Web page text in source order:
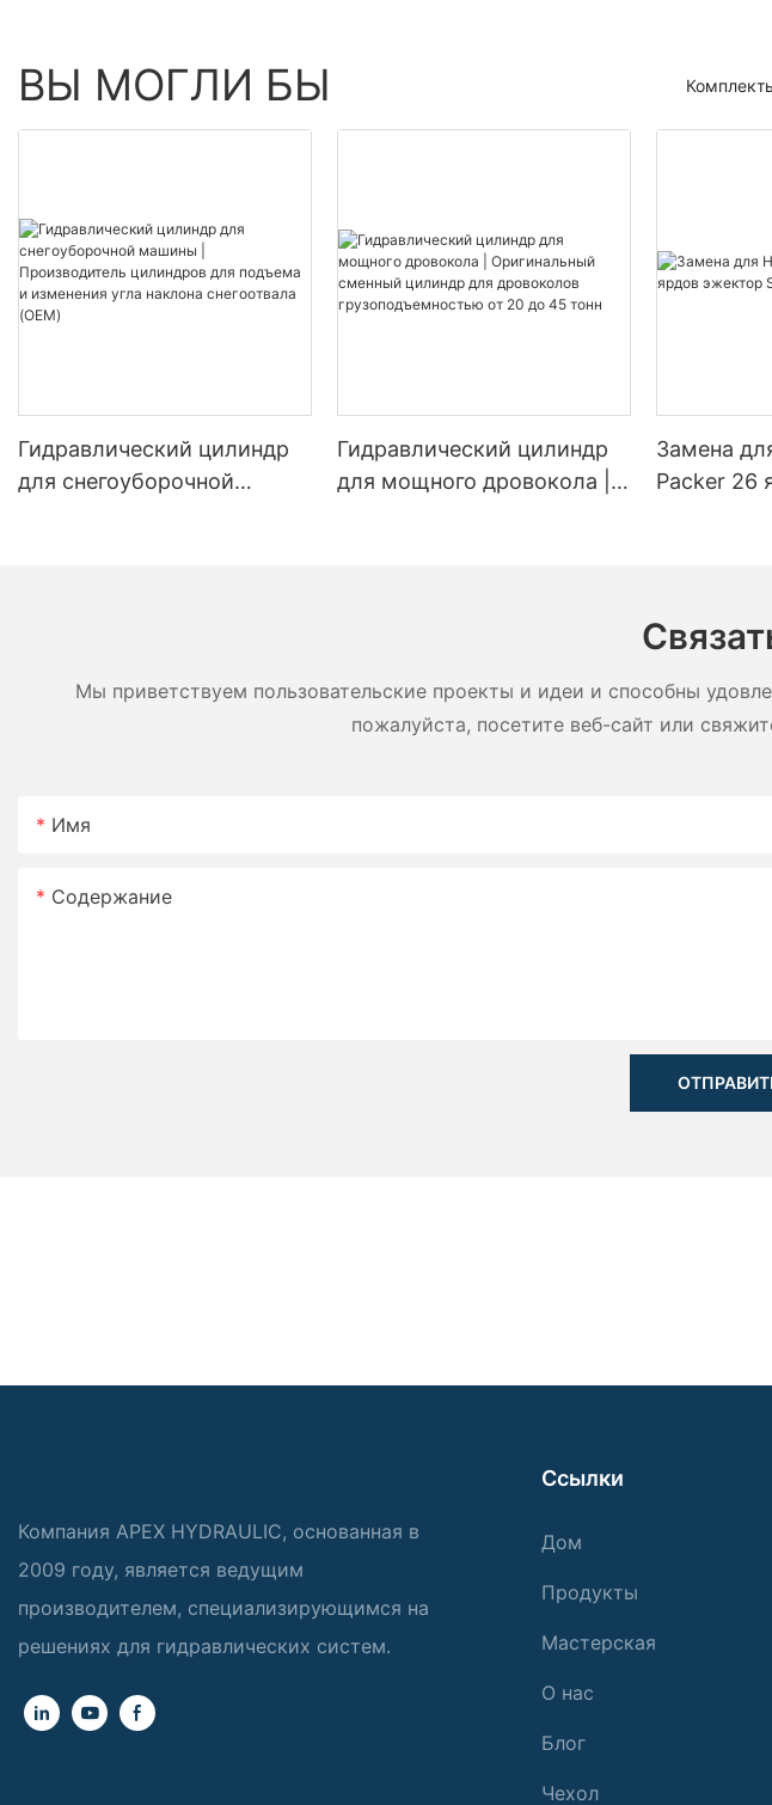
ВЫ МОГЛИ БЫ
Гидравлический цилиндр
для снегоуборочной
Гидравлический цилиндр
для мощного дровокола |
Замена
Packer 26
Мы приветствуем пользовательские проекты и идеи и способны
пожалуйста, посетите веб-сайт или
Имя
Содержание
Компания APEX HYDRAULIC, основанная в
2009 году, является ведущим
производителем, специализирующимся на
решениях для гидравлических систем.
Ссылки
Дом
Продукты
Мастерская
О нас
Блог
Чехол